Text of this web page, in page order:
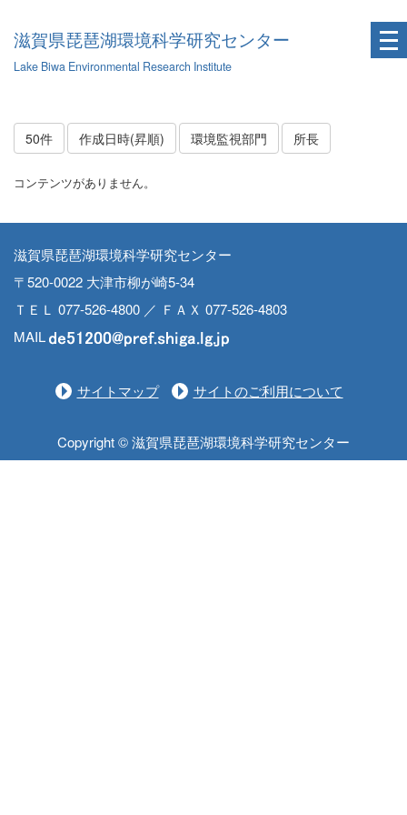
滋賀県琵琶湖環境科学研究センター
Lake Biwa Environmental Research Institute
50件 作成日時(昇順) 環境監視部門 所長
コンテンツがありません。
滋賀県琵琶湖環境科学研究センター
〒520-0022 大津市柳が崎5-34
ＴＥＬ 077-526-4800 ／ ＦＡＸ 077-526-4803
MAIL
サイトマップ サイトのご利用について
Copyright © 滋賀県琵琶湖環境科学研究センター